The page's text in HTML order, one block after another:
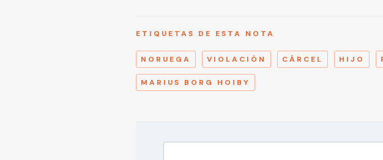
ETIQUETAS DE ESTA NOTA
NORUEGA VIOLACIÓN CÁRCEL HIJO
MARIUS BORG HOIBY